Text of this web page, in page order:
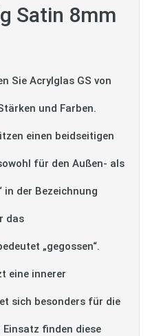
Satin 8mm
Sie Acrylglas GS von
und Farben.
einen beidseitigen
für den Außen- als
in der Bezeichnung
das
„gegossen“.
eine innerer
sich besonders für die
finden diese